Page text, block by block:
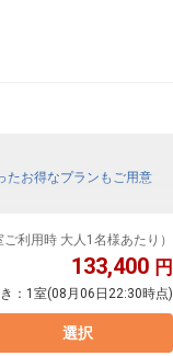
たお得なプランもご用意
ご利用時 大人1名様あたり）
133,400 円
： 1室(08月06日22:30時点)
選択